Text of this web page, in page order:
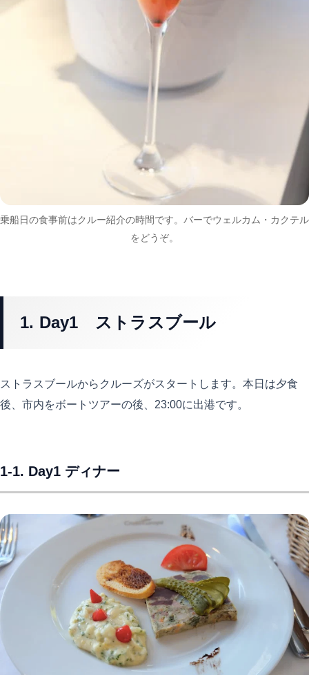
乗船日の食事前はクルー紹介の時間です。バーでウェルカム・カクテル
をどうぞ。
1. Day1 ストラスブール
ストラスブールからクルーズがスタートします。本日は夕食
後、市内をボートツアーの後、23:00に出港です。
1-1. Day1 ディナー